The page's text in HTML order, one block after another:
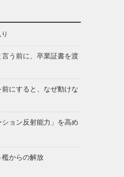
言う前に、卒業証書を渡
前にすると、なぜ動けな
ション反射能力」を高め
檻からの解放